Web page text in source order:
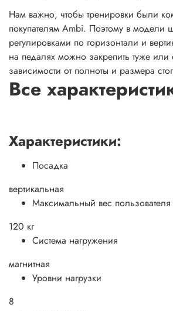
Нам важно, чтобы тренировки были
покупателям Ambi. Поэтому в модели
регулировками по горизонтали и
на педалях можно закрепить туже или
зависимости от полноты и размера
Все
Характеристики:
Посадка
вертикальная
Максимальный вес пользователя
120 кг
Система нагружения
магнитная
Уровни нагрузки
8